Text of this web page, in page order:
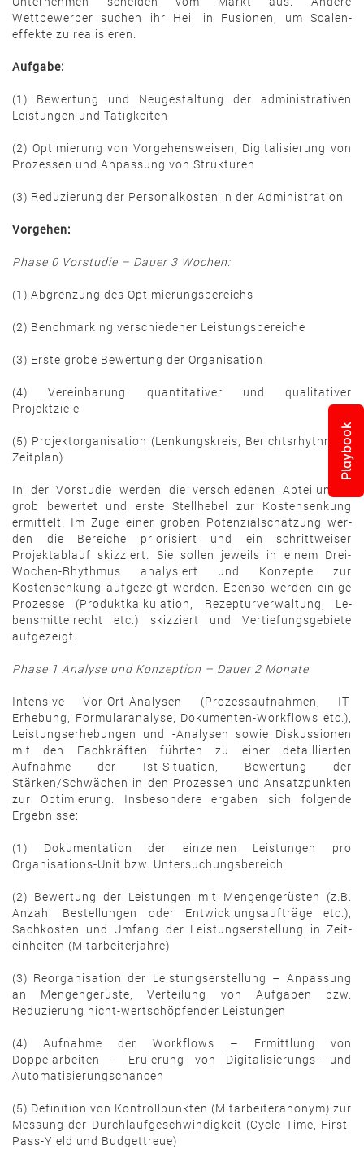
Wettbewerber suchen ihr Heil in Fusionen, um Sca­len­
effekte zu realisieren.
Aufgabe:
(1) Bewertung und Neugestaltung der administrativen
Leistungen und Tätigkeiten
(2) Optimierung von Vorgehensweisen, Digitalisierung von
Prozessen und An­pas­sung von Strukturen
(3) Reduzierung der Personalkosten in der Administration
Vorgehen:
Phase 0 Vorstudie – Dauer 3 Wochen:
(1) Abgrenzung des Optimierungsbereichs
(2) Benchmarking verschiedener Leistungsbereiche
(3) Erste grobe Bewertung der Organisation
(4) Vereinbarung quantitativer und qualitativer
Projektziele
(5) Projektorganisation (Lenkungs­kreis, Berichtsrhythmus,
Zeitplan)
In der Vorstudie werden die verschiedenen Abteilungen
grob bewertet und erste Stell­he­­bel zur Kostensenkung
ermittelt. Im Zuge einer groben Potenzial­schätzung wer­
den die Bereiche priorisiert und ein schrittweiser
Projektablauf skizziert. Sie sollen je­weils in einem Drei-
Wochen-Rhythmus analysiert und Konzepte zur
Kostensenkung auf­ge­zeigt werden. Ebenso werden einige
Prozesse (Produktkalkulation, Re­zep­tur­ver­wal­tung, Le­
bensmittelrecht etc.) skizziert und Vertiefungsgebiete
aufgezeigt.
Phase 1 Analyse und Konzeption – Dauer 2 Monate
Intensive Vor-Ort-Analysen (Prozessaufnahmen, IT-
Erhebung, Formularanalyse, Do­ku­­ment­en-Workflows etc.),
Leistungserhebungen und -Analysen sowie Diskussionen
mit den Fach­kräf­ten führten zu einer detaillierten
Aufnahme der Ist-Situation, Be­wertung der
Stärken/Schwächen in den Prozessen und Ansatzpunkten
zur Opti­mier­ung. Insbesondere ergaben sich fol­gen­de
Ergebnisse:
(1) Dokumentation der einzelnen Leistungen pro
Organisations-Unit bzw. Untersu­chungs­­bereich
(2) Bewertung der Leistungen mit Mengengerüsten (z.B.
Anzahl Bestellungen oder Ent­­wicklungsaufträge etc.),
Sachkosten und Umfang der Leistungserstellung in Zeit­
einheiten (Mitarbeiterjahre)
(3) Reorganisation der Leistungserstellung – Anpassung
an Mengengerüste, Ver­teilung von Aufgaben bzw.
Reduzierung nicht-wertschöpfender Leistungen
(4) Aufnahme der Workflows – Ermittlung von
Doppelarbeiten – Eruierung von Di­gi­talisierungs- und
Automatisierungschancen
(5) Definition von Kontrollpunkten (Mitarbeiteranonym) zur
Messung der Durch­lauf­ge­schwindigkeit (Cycle Time, First-
Pass-Yield und Budgettreue)
Playbook